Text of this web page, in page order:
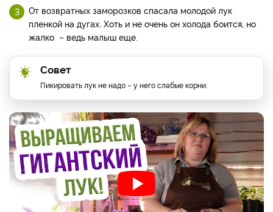
От возвратных заморозков спасала молодой лук
пленкой на дугах. Хоть и не очень он холода боится, но
жалко – ведь малыш еще.
Совет
Пикировать лук не надо – у него слабые корни.